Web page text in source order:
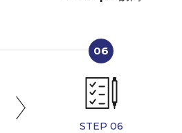
06
STEP 06